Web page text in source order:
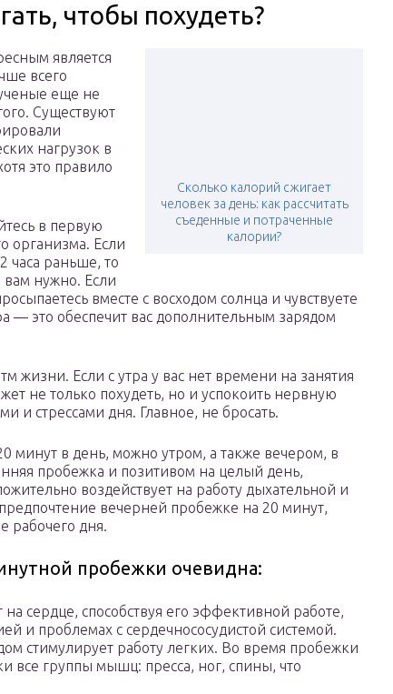
чтобы похудеть?
Сколько калорий сжигает
человек за день: как рассчитать
съеденные и потраченные
калории?
является
всего
еще не
Существуют
нагрузок в
это правило
в первую
организма. Если
часа раньше, то
вам нужно. Если
вместе с восходом солнца и чувствуете
— это обеспечит вас дополнительным зарядом
жизни. Если с утра у вас нет времени на занятия
не только похудеть, но и успокоить нервную
и стрессами дня. Главное, не бросать.
минут в день, можно утром, а также вечером, в
пробежка и позитивом на целый день,
воздействует на работу дыхательной и
вечерней пробежке на 20 минут,
рабочего дня.
пробежки очевидна:
на сердце, способствуя его эффективной работе,
и проблемах с сердечнососудистой системой.
стимулирует работу легких. Во время пробежки
все группы мышц: пресса, ног, спины, что